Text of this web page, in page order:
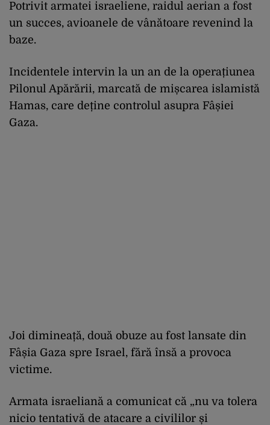
Potrivit armatei israeliene, raidul aerian a fost
un succes, avioanele de vânătoare revenind la
baze.
Incidentele intervin la un an de la operațiunea
Pilonul Apărării, marcată de mișcarea islamistă
Hamas, care deține controlul asupra Fâșiei
Gaza.
Joi dimineață, două obuze au fost lansate din
Fâșia Gaza spre Israel, fără însă a provoca
victime.
Armata israeliană a comunicat că „nu va tolera
nicio tentativă de atacare a civililor și